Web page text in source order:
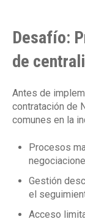
Desafío:
de
Antes de
contratación de
comunes en la
Procesos
Gestión
el
Acceso